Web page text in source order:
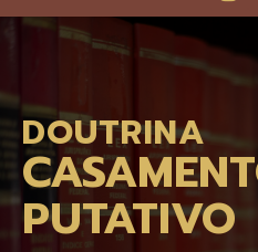
DOUTRINA
PUTATIVO